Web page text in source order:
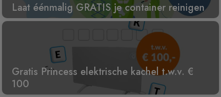
Laat éénmalig GRATIS je container reinigen
Gratis Princess elektrische kachel t.w.v. €
100